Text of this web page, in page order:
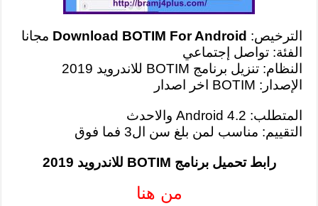
الترخيص: Download BOTIM For Android مجانا
الفئة: تواصل إجتماعي
النظام: تنزيل برنامج BOTIM للاندرويد 2019
الإصدار: BOTIM اخر اصدار
المتطلب: Android 4.2 والاحدث
التقييم: مناسب لمن بلغ سن ال3 فما فوق
رابط تحميل برنامج BOTIM للاندرويد 2019
من هنا